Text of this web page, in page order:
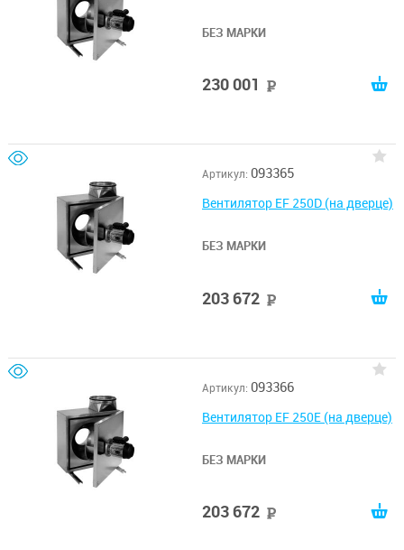
БЕЗ МАРКИ
230 001
Артикул: 093365
Вентилятор EF 250D (на дверце)
БЕЗ МАРКИ
203 672
Артикул: 093366
Вентилятор EF 250E (на дверце)
БЕЗ МАРКИ
203 672